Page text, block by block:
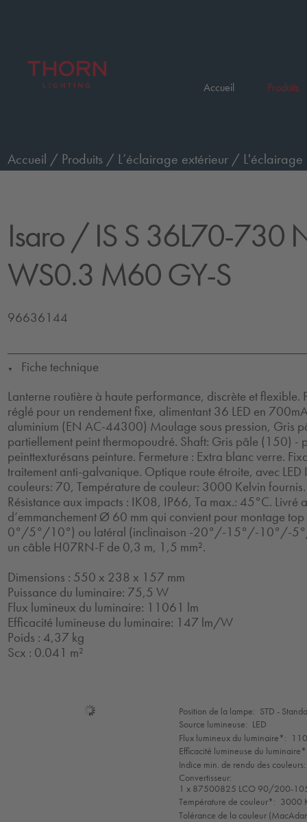
Accueil Produits
Accueil / Produits / L’éclairage extérieur / L'éclairage
Isaro / IS S 36L70-730
WS0.3 M60 GY-S
96636144
▼
Fiche technique
Lanterne routière à haute performance, discrète et
réglé pour un rendement fixe, alimentant 36 LED en
aluminium (EN AC-44300) Moulage sous pression, Gris
partiellement peint thermopoudré. Shaft: Gris pâle (150) -
peinttexturésans peinture. Fermeture : Extra blanc verre.
traitement anti-galvanique. Optique route étroite, avec LED
couleurs: 70, Température de couleur: 3000 Kelvin
Résistance aux impacts : IK08, IP66, Ta max.: 45°C. Livré
d’emmanchement Ø 60 mm qui convient pour montage
0°/5°/10°) ou latéral (inclinaison -20°/-15°/-10°/-
un câble H07RN-F de 0,3 m, 1,5 mm².
Dimensions : 550 x 238 x 157 mm
Puissance du luminaire: 75,5 W
Flux lumineux du luminaire: 11061 lm
Efficacité lumineuse du luminaire: 147 lm/W
Poids : 4,37 kg
Scx : 0.041 m²
Sélection
de
mode
Position de la lampe: STD -
Source lumineuse: LED
Flux lumineux du luminaire*:
Efficacité lumineuse du
Indice min. de rendu des couleurs:
Convertisseur:
1 x 87500825 LCO 90/200-
Température de couleur*: 3000
Tolérance de la couleur